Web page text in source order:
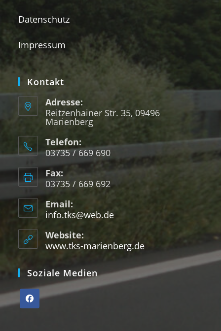
Datenschutz
Impressum
Kontakt
Adresse:
Reitzenhainer Str. 35, 09496
Marienberg
Telefon:
03735 / 669 690
Fax:
03735 / 669 692
Email:
info.tks@web.de
Website:
www.tks-marienberg.de
Soziale Medien